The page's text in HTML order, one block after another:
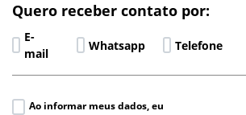
Quero receber contato por:
E-
mail
Whatsapp Telefone
Ao informar meus dados, eu